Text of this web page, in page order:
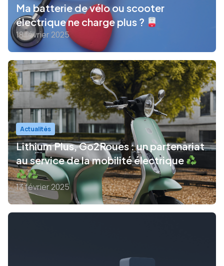
Ma batterie de vélo ou scooter
électrique ne charge plus ?
18 février 2025
Actualités
Lithium Plus, Go2Roues : un partenariat
au service de la mobilité électrique
13 février 2025